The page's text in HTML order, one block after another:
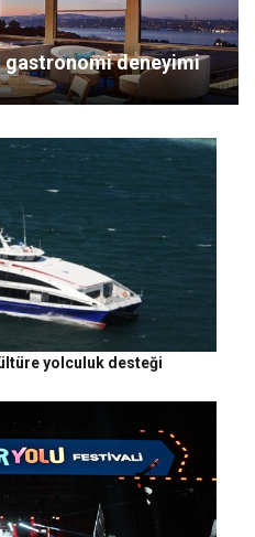
gastronomi deneyimi
yolculuk desteği